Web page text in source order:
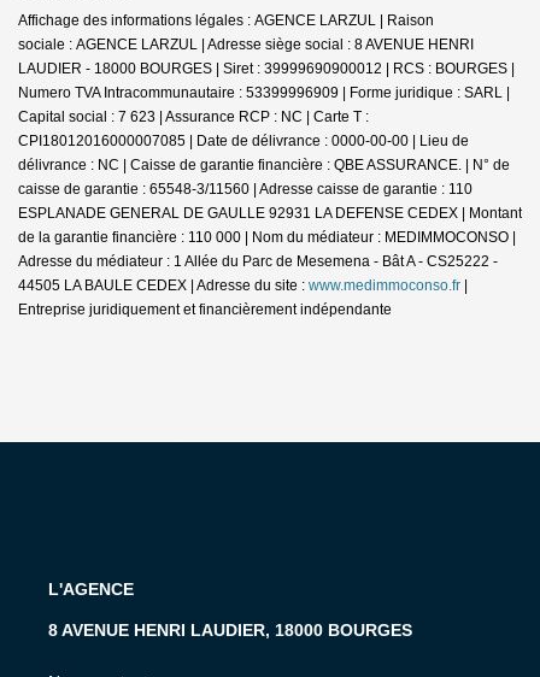
Affichage des informations légales : AGENCE LARZUL | Raison
sociale : AGENCE LARZUL | Adresse siège social : 8 AVENUE HENRI
LAUDIER - 18000 BOURGES | Siret : 39999690900012 | RCS : BOURGES |
Numero TVA Intracommunautaire : 53399996909 | Forme juridique : SARL |
Capital social : 7 623 | Assurance RCP : NC | Carte T :
CPI18012016000007085 | Date de délivrance : 0000-00-00 | Lieu de
délivrance : NC | Caisse de garantie financière : QBE ASSURANCE. | N° de
caisse de garantie : 65548-3/11560 | Adresse caisse de garantie : 110
ESPLANADE GENERAL DE GAULLE 92931 LA DEFENSE CEDEX | Montant
de la garantie financière : 110 000 | Nom du médiateur : MEDIMMOCONSO |
Adresse du médiateur : 1 Allée du Parc de Mesemena - Bât A - CS25222 -
44505 LA BAULE CEDEX | Adresse du site : www.medimmoconso.fr |
Entreprise juridiquement et financièrement indépendante
L'AGENCE
8 AVENUE HENRI LAUDIER, 18000 BOURGES